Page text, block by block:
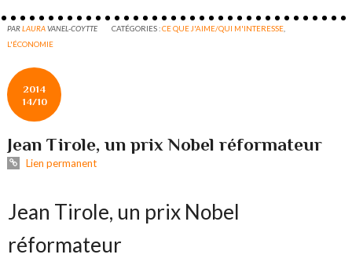
PARLAURAVANEL-COYTTE CATÉGORIES :CE QUE J'AIME/QUI M'INTERESSE
L'ÉCONOMIE
2014
14/10
Jean Tirole, un prix Nobel réformateur
Lien permanent
Jean Tirole, un prix Nobel
réformateur